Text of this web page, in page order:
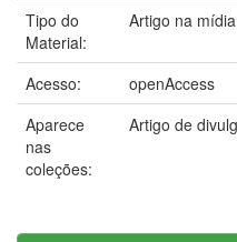
Tipo do
Material:
Artigo na mídia
Acesso:
openAccess
Aparece
nas
coleções:
Artigo de